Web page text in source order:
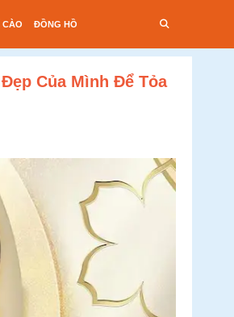
CÀO ĐỒNG HỒ
Của Mình Để Tỏa